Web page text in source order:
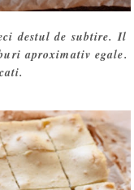
destul de subtire. Il
aproximativ egale.